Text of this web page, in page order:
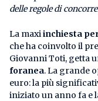
delle regole di
La maxiinchiesta
che ha coinvolto il
Giovanni Toti, getta
foranea. La grande
euro: la più
iniziato un anno fa e